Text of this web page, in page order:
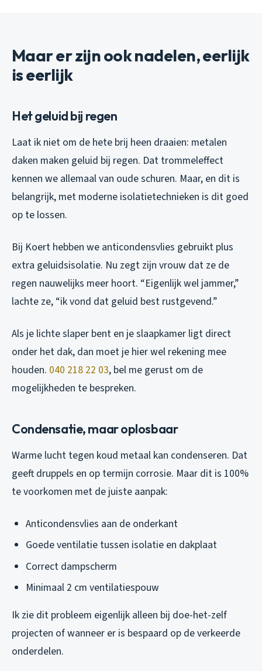
Maar er zijn ook nadelen, eerlijk
is eerlijk
Het geluid bij regen
Laat ik niet om de hete brij heen draaien: metalen
daken maken geluid bij regen. Dat trommeleffect
kennen we allemaal van oude schuren. Maar, en dit is
belangrijk, met moderne isolatietechnieken is dit goed
op te lossen.
Bij Koert hebben we anticondensvlies gebruikt plus
extra geluidsisolatie. Nu zegt zijn vrouw dat ze de
regen nauwelijks meer hoort. “Eigenlijk wel jammer,”
lachte ze, “ik vond dat geluid best rustgevend.”
Als je lichte slaper bent en je slaapkamer ligt direct
onder het dak, dan moet je hier wel rekening mee
houden. 040 218 22 03, bel me gerust om de
mogelijkheden te bespreken.
Condensatie, maar oplosbaar
Warme lucht tegen koud metaal kan condenseren. Dat
geeft druppels en op termijn corrosie. Maar dit is 100%
te voorkomen met de juiste aanpak:
Anticondensvlies aan de onderkant
Goede ventilatie tussen isolatie en dakplaat
Correct dampscherm
Minimaal 2 cm ventilatiespouw
Ik zie dit probleem eigenlijk alleen bij doe-het-zelf
projecten of wanneer er is bespaard op de verkeerde
onderdelen.